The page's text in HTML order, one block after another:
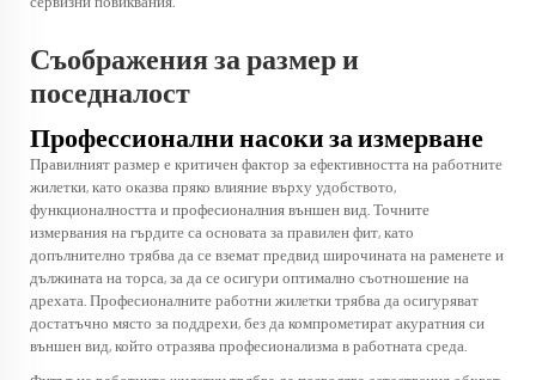
Съображения за размер и
поседналост
Профессионални насоки за измерване
Правилният размер е критичен фактор за ефективността на работните
жилетки, като оказва пряко влияние върху удобството,
функционалността и професионалния външен вид. Точните
измервания на гърдите са основата за правилен фит, като
допълнително трябва да се вземат предвид широчината на раменете и
дължината на торса, за да се осигури оптимално съотношение на
дрехата. Професионалните работни жилетки трябва да осигуряват
достатъчно място за поддрехи, без да компрометират акуратния си
външен вид, който отразява професионализма в работната среда.